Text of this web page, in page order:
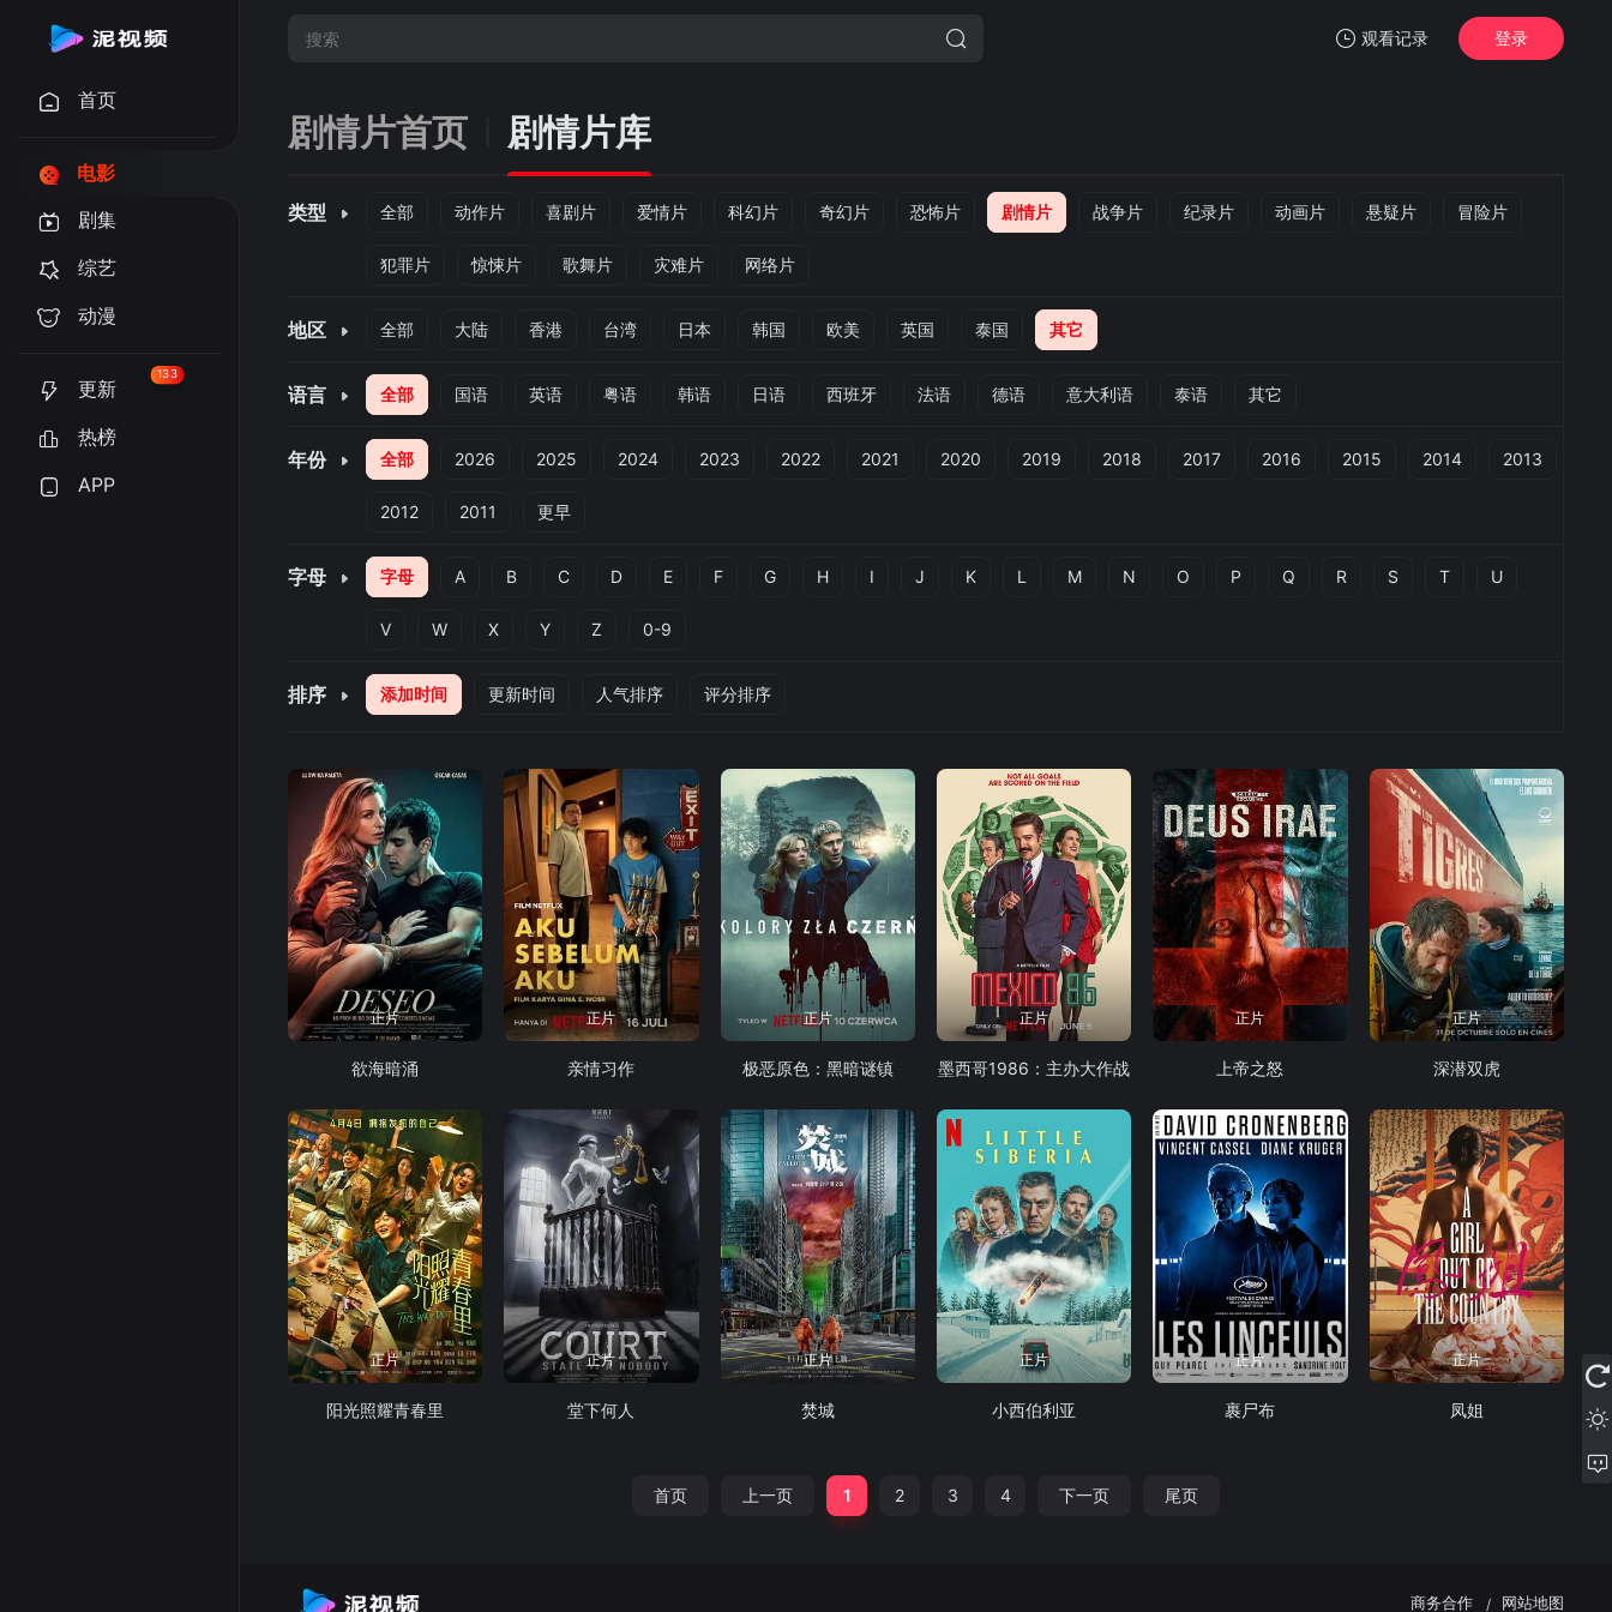
观看记录 登录
首页
电影
剧集
综艺
动漫
更新
133
热榜
APP
剧情片首页 剧情片库
类型 全部 动作片 喜剧片 爱情片 科幻片 奇幻片 恐怖片 剧情片 战争片 纪录片 动画片 悬疑片 冒险片
犯罪片 惊悚片 歌舞片 灾难片 网络片
地区 全部 大陆 香港 台湾 日本 韩国 欧美 英国 泰国 其它
语言 全部 国语 英语 粤语 韩语 日语 西班牙 法语 德语 意大利语 泰语 其它
年份 全部 2026 2025 2024 2023 2022 2021 2020 2019 2018 2017 2016 2015 2014 2013
2012 2011 更早
字母 字母 A B C D E F G H I J K L M N O P Q R S T U
V W X Y Z 0-9
排序 添加时间 更新时间 人气排序 评分排序
正片
欲海暗涌
正片
亲情习作
正片
极恶原色：黑暗谜镇
正片
墨西哥1986：主办大作战
正片
上帝之怒
正片
深潜双虎
正片
阳光照耀青春里
正片
堂下何人
正片
焚城
正片
小西伯利亚
正片
裹尸布
正片
凤姐
首页 上一页 1 2 3 4 下一页 尾页
商务合作 网站地图